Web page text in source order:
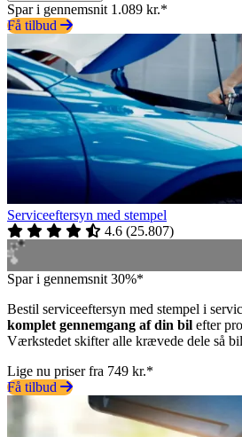
Spar i gennemsnit 1.089 kr.*
Få tilbud
Serviceeftersyn med stempel
4.6 (25.807)
Spar i gennemsnit 30%*
Bestil serviceeftersyn med stempel i
komplet gennemgang af din bil efter
Værkstedet skifter alle krævede dele så
Lige nu priser fra 749 kr.*
Få tilbud